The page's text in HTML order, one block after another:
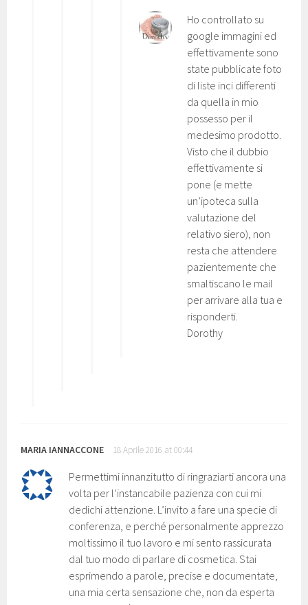
Ho controllato su
google immagini ed
effettivamente sono
state pubblicate foto
di liste inci differenti
da quella in mio
possesso per il
medesimo prodotto.
Visto che il dubbio
effettivamente si
pone (e mette
un’ipoteca sulla
valutazione del
relativo siero), non
resta che attendere
pazientemente che
smaltiscano le mail
per arrivare alla tua e
risponderti.
Dorothy
MARIA IANNACCONE 18 Aprile 2016 at 00:44
Permettimi innanzitutto di ringraziarti ancora una
volta per l’instancabile pazienza con cui mi
dedichi attenzione. L’invito a fare una specie di
conferenza, e perché personalmente apprezzo
moltissimo il tuo lavoro e mi sento rassicurata
dal tuo modo di parlare di cosmetica. Stai
esprimendo a parole, precise e documentate,
una mia certa sensazione che, non da esperta